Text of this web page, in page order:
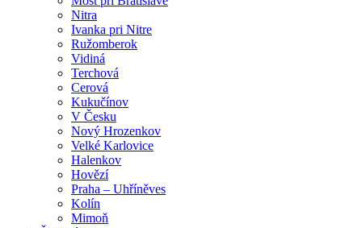
Nitra
Ivanka pri Nitre
Ružomberok
Vidiná
Terchová
Cerová
Kukučínov
V Česku
Nový Hrozenkov
Velké Karlovice
Halenkov
Hovězí
Praha – Uhříněves
Kolín
Mimoň